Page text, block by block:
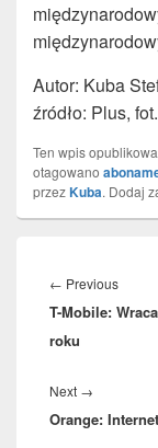
Autor: Kuba
źródło: Plus,
Ten wpis
otagowano
przezKuba. Dodaj
wpisu
← Previous
post:
T-Mobile:
roku
Next →
post:
Orange: